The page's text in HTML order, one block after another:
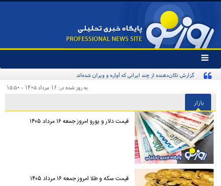
تغییر
وضعیت
منوی
ها
گزارش تکان‌دهنده از چند ایرانی که آواره و ویران شده‌اند
به روز شده در: ۱۶ مرداد ۱۴۰۵ - ۱۵:۵۰
بازار
قیمت دلار و یورو امروز جمعه ۱۶ مرداد ۱۴۰۵
قیمت سکه و طلا امروز جمعه ۱۶ مرداد ۱۴۰۵